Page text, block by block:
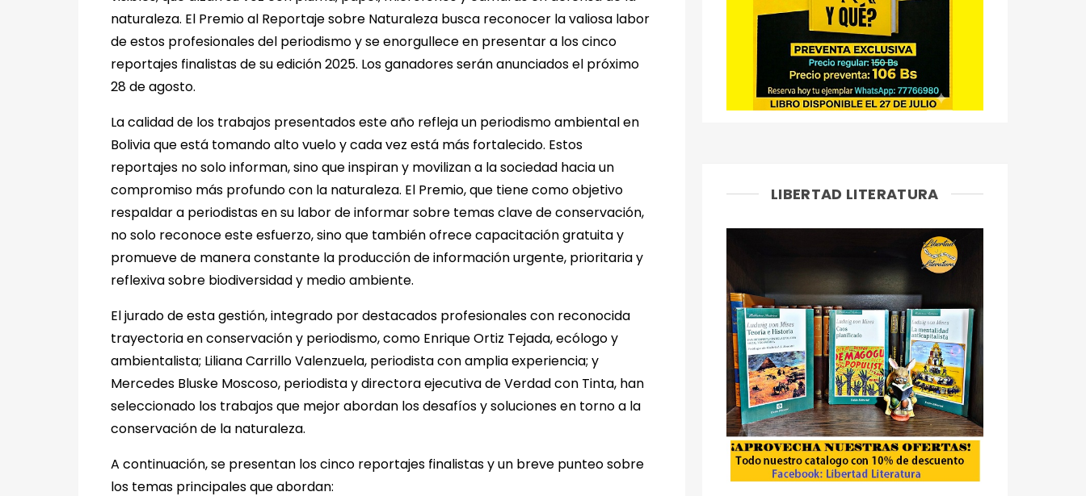
naturaleza. El Premio al Reportaje sobre Naturaleza busca reconocer la valiosa labor
de estos profesionales del periodismo y se enorgullece en presentar a los cinco
reportajes finalistas de su edición 2025. Los ganadores serán anunciados el próximo
28 de agosto.
La calidad de los trabajos presentados este año refleja un periodismo ambiental en
Bolivia que está tomando alto vuelo y cada vez está más fortalecido. Estos
reportajes no solo informan, sino que inspiran y movilizan a la sociedad hacia un
compromiso más profundo con la naturaleza. El Premio, que tiene como objetivo
respaldar a periodistas en su labor de informar sobre temas clave de conservación,
no solo reconoce este esfuerzo, sino que también ofrece capacitación gratuita y
promueve de manera constante la producción de información urgente, prioritaria y
reflexiva sobre biodiversidad y medio ambiente.
El jurado de esta gestión, integrado por destacados profesionales con reconocida
trayectoria en conservación y periodismo, como Enrique Ortiz Tejada, ecólogo y
ambientalista; Liliana Carrillo Valenzuela, periodista con amplia experiencia; y
Mercedes Bluske Moscoso, periodista y directora ejecutiva de Verdad con Tinta, han
seleccionado los trabajos que mejor abordan los desafíos y soluciones en torno a la
conservación de la naturaleza.
A continuación, se presentan los cinco reportajes finalistas y un breve punteo sobre
los temas principales que abordan:
LIBERTAD LITERATURA